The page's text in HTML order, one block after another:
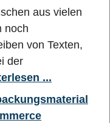
aus vielen
noch
von Texten,
der
...